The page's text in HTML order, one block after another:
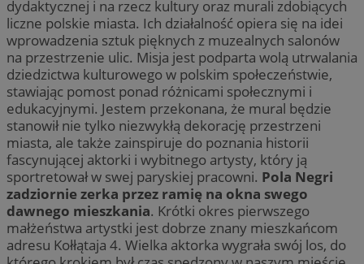
dydaktycznej i na rzecz kultury oraz murali zdobiących
liczne polskie miasta. Ich działalność opiera się na idei
wprowadzenia sztuk pięknych z muzealnych salonów
na przestrzenie ulic. Misja jest podparta wolą utrwalania
dziedzictwa kulturowego w polskim społeczeństwie,
stawiając pomost ponad różnicami społecznymi i
edukacyjnymi. Jestem przekonana, że mural będzie
stanowił nie tylko niezwykłą dekorację przestrzeni
miasta, ale także zainspiruje do poznania historii
fascynującej aktorki i wybitnego artysty, który ją
sportretował w swej paryskiej pracowni. Pola Negri
zadziornie zerka przez ramię na okna swego
dawnego mieszkania. Krótki okres pierwszego
małżeństwa artystki jest dobrze znany mieszkańcom
adresu Kołłątaja 4. Wielka aktorka wygrała swój los, do